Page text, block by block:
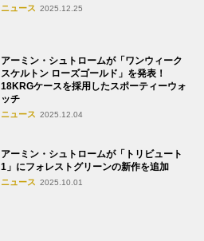
ニュース 2025.12.25
アーミン・シュトロームが「ワンウィーク
スケルトン ローズゴールド」を発表！
18KRGケースを採用したスポーティーウォ
ッチ
ニュース 2025.12.04
アーミン・シュトロームが「トリビュート
1」にフォレストグリーンの新作を追加
ニュース 2025.10.01